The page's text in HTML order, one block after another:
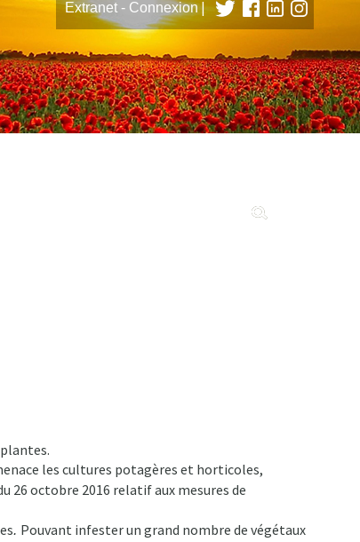
Extranet - Connexion|
les cultures potagères et horticoles,
26 octobre 2016 relatif aux mesures de
. Pouvant infester un grand nombre de végétaux